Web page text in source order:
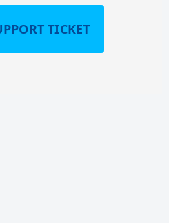
TICKET